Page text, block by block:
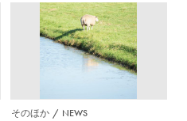
そのほか NEWS